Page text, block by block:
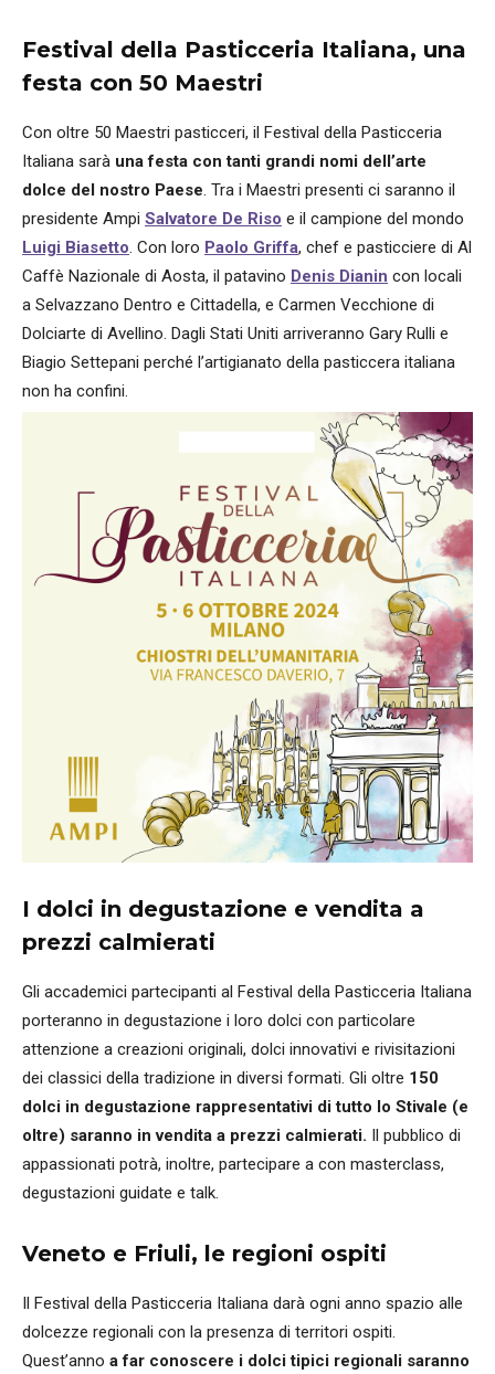
Festival della Pasticceria Italiana, una
festa con 50 Maestri
Con oltre 50 Maestri pasticceri, il Festival della Pasticceria
Italiana sarà una festa con tanti grandi nomi dell’arte
dolce del nostro Paese. Tra i Maestri presenti ci saranno il
presidente Ampi Salvatore De Riso e il campione del mondo
Luigi Biasetto. Con loro Paolo Griffa, chef e pasticciere di Al
Caffè Nazionale di Aosta, il patavino Denis Dianin con locali
a Selvazzano Dentro e Cittadella, e Carmen Vecchione di
Dolciarte di Avellino. Dagli Stati Uniti arriveranno Gary Rulli e
Biagio Settepani perché l’artigianato della pasticcera italiana
non ha confini.
I dolci in degustazione e vendita a
prezzi calmierati
Gli accademici partecipanti al Festival della Pasticceria Italiana
porteranno in degustazione i loro dolci con particolare
attenzione a creazioni originali, dolci innovativi e rivisitazioni
dei classici della tradizione in diversi formati. Gli oltre 150
dolci in degustazione rappresentativi di tutto lo Stivale (e
oltre) saranno in vendita a prezzi calmierati. Il pubblico di
appassionati potrà, inoltre, partecipare a con masterclass,
degustazioni guidate e talk.
Veneto e Friuli, le regioni ospiti
Il Festival della Pasticceria Italiana darà ogni anno spazio alle
dolcezze regionali con la presenza di territori ospiti.
Quest’anno a far conoscere i dolci tipici regionali saranno